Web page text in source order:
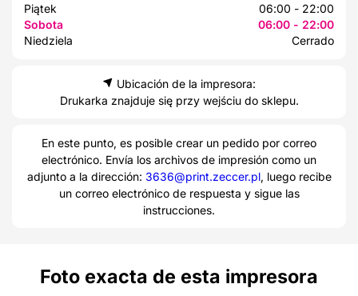
Piątek
06:00 - 22:00
Sobota
06:00 - 22:00
Niedziela
Cerrado
Ubicación de la impresora:
Drukarka znajduje się przy wejściu do sklepu.
En este punto, es posible crear un pedido por correo
electrónico. Envía los archivos de impresión como un
adjunto a la dirección: 3636@print.zeccer.pl, luego recibe
un correo electrónico de respuesta y sigue las
instrucciones.
Foto exacta de esta impresora